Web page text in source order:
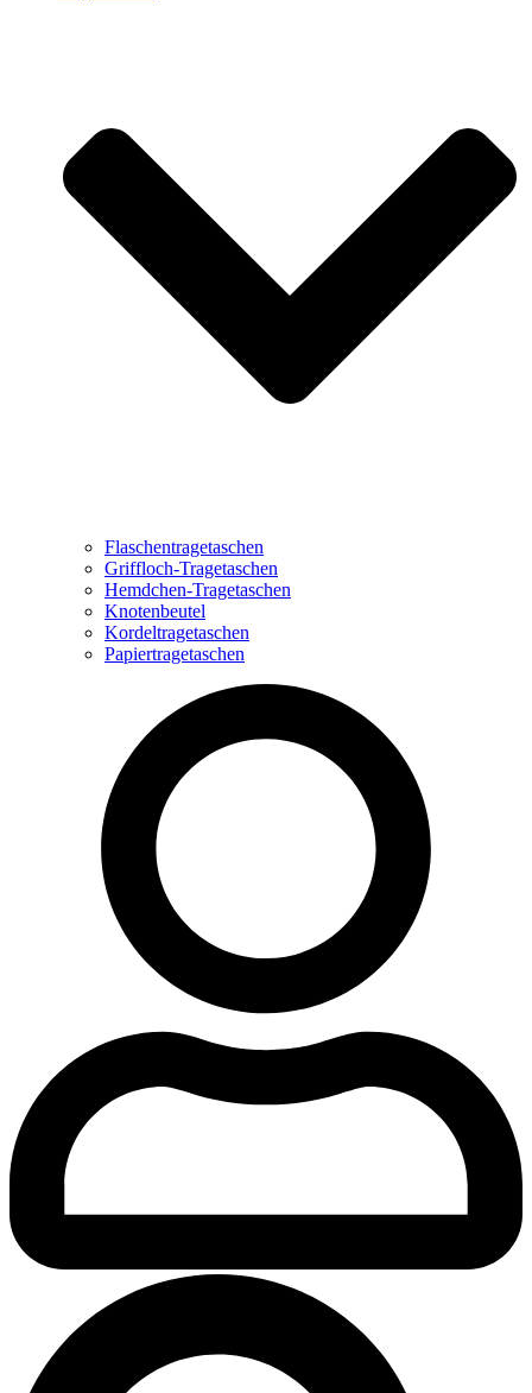
Flaschentragetaschen
Griffloch-Tragetaschen
Hemdchen-Tragetaschen
Knotenbeutel
Kordeltragetaschen
Papiertragetaschen